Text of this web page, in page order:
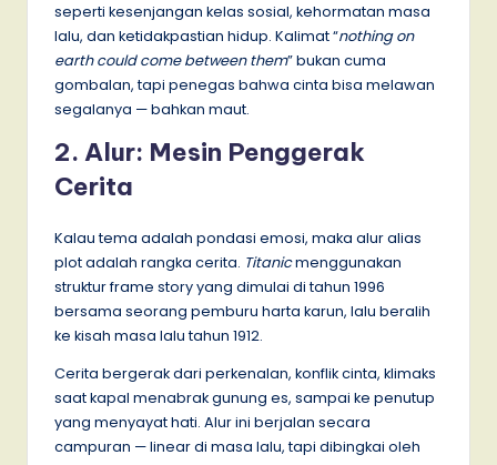
seperti kesenjangan kelas sosial, kehormatan masa
lalu, dan ketidakpastian hidup. Kalimat “nothing on
earth could come between them” bukan cuma
gombalan, tapi penegas bahwa cinta bisa melawan
segalanya — bahkan maut.
2. Alur: Mesin Penggerak
Cerita
Kalau tema adalah pondasi emosi, maka alur alias
plot adalah rangka cerita. Titanicmenggunakan
struktur frame story yang dimulai di tahun 1996
bersama seorang pemburu harta karun, lalu beralih
ke kisah masa lalu tahun 1912.
Cerita bergerak dari perkenalan, konflik cinta, klimaks
saat kapal menabrak gunung es, sampai ke penutup
yang menyayat hati. Alur ini berjalan secara
campuran — linear di masa lalu, tapi dibingkai oleh